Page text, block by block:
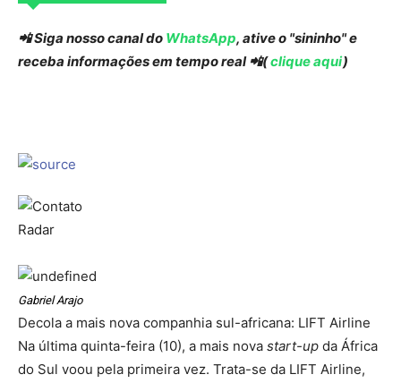
📲 Siga nosso canal do WhatsApp, ative o "sininho" e
receba informações em tempo real 📲(clique aqui)
Gabriel Arajo
Decola a mais nova companhia sul-africana: LIFT Airline
Na última quinta-feira (10), a mais nova start-up da África
do Sul voou pela primeira vez. Trata-se da LIFT Airline,